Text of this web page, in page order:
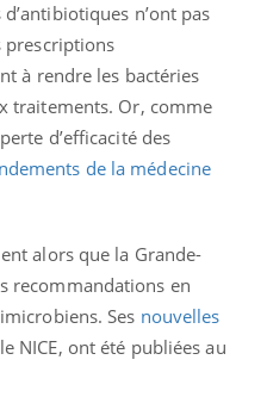
n’ont pas
prescriptions
à rendre les bactéries
traitements. Or, comme
d’efficacité des
de la médecine
alors que la Grande-
recommandations en
Ses nouvelles
NICE, ont été publiées au